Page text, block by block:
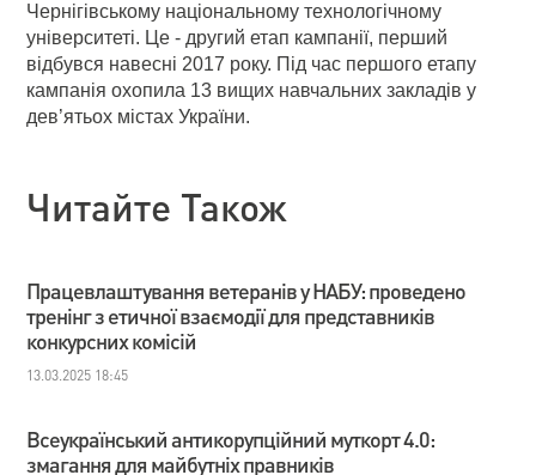
Чернігівському національному технологічному
університеті. Це - другий етап кампанії, перший
відбувся навесні 2017 року. Під час першого етапу
кампанія охопила 13 вищих навчальних закладів у
дев’ятьох містах України.
Читайте Також
Працевлаштування ветеранів у НАБУ: проведено
тренінг з етичної взаємодії для представників
конкурсних комісій
13.03.2025 18:45
Всеукраїнський антикорупційний муткорт 4.0:
змагання для майбутніх правників